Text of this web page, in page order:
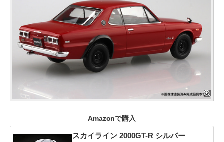
Amazonで購入
スカイライン 2000GT-R シルバー